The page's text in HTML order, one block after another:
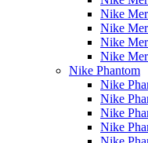
Nike
Nike
Nike
Nike
Nike Phantom
Nike
Nike
Nike
Nike